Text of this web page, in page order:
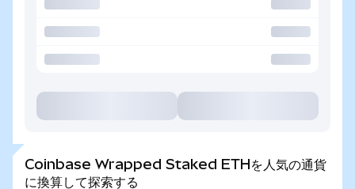
Coinbase Wrapped Staked ETHを人気の通貨
に換算して探索する